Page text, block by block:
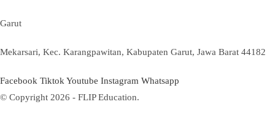
Garut
Mekarsari, Kec. Karangpawitan, Kabupaten Garut, Jawa Barat 44182
Facebook Tiktok Youtube Instagram Whatsapp
© Copyright 2026 - FLIP Education.